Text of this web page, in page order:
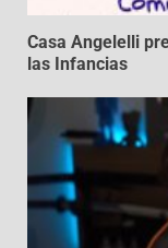
Casa Angelelli
las Infancias